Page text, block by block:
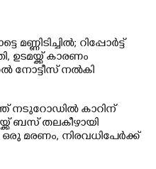
മണ്ണിടിച്ചിൽ; റിപ്പോർട്ട്
ഉടമയ്ക്ക് കാരണം
നോട്ടീസ് നൽകി
നടുറോഡിൽ കാറിന്
ബസ് തലകീഴായി
മരണം, നിരവധിപേർക്ക്
രണ്ടായി പിളർന്നു